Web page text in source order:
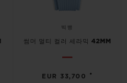
빅뱅
썸머 멀티 컬러 세라믹 42MM
EUR 33,700 •